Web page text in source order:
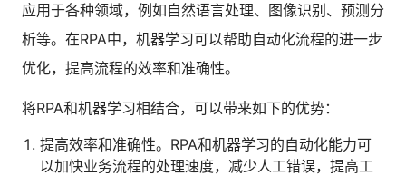
应用于各种领域，例如自然语言处理、图像识别、预测分
析等。在RPA中，机器学习可以帮助自动化流程的进一步
优化，提高流程的效率和准确性。
将RPA和机器学习相结合，可以带来如下的优势：
提高效率和准确性。RPA和机器学习的自动化能力可
以加快业务流程的处理速度，减少人工错误，提高工